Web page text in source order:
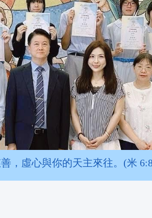
，虛心與你的天主來往。(米